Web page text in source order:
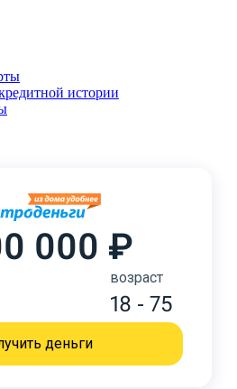
истории
000 ₽
возраст
18 - 75
деньги